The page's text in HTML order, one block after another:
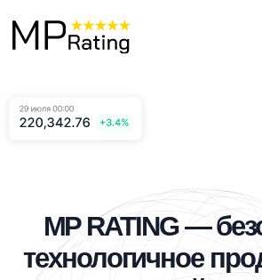
технологичное продвижение
на маркетплейсах для роста
ваших продаж
Через наш софт сделано более 1,3 млн